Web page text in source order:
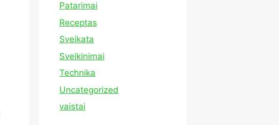
Patarimai
Receptas
Sveikata
Sveikinimai
Technika
Uncategorized
vaistai